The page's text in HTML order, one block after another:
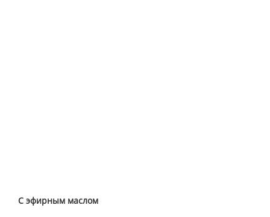
С эфирным маслом